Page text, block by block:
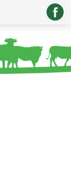
BONNE...